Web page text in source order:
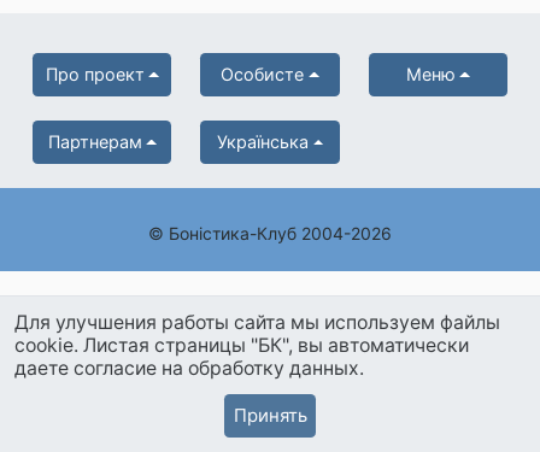
Про проект Особисте Меню
Партнерам Українська
© Боністика-Клуб 2004-2026
Для улучшения работы сайта мы используем файлы
cookie. Листая страницы "БК", вы автоматически
даете согласие на обработку данных.
Принять